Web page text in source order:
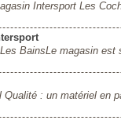
Intersport Les
BainsLe magasin
: un matériel en